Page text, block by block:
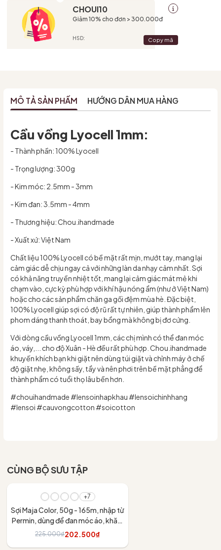
CHOUI10
Giảm 10% cho đơn > 300.000đ
HSD: Copy mã
MÔ TẢ SẢN PHẨM HƯỚNG DẪN MUA HÀNG
Cầu vồng Lyocell 1mm:
- Thành phần: 100% Lyocell
- Trọng lượng: 300g
- Kim móc: 2.5mm - 3mm
- Kim đan: 3.5mm - 4mm
- Thương hiệu: Chou.ihandmade
- Xuất xứ: Việt Nam
Chất liệu 100% Lyocell có bề mặt rất mịn, mướt tay, mang lại
cảm giác dễ chịu ngay cả với những làn da nhạy cảm nhất. Sợi
có khả năng truyền nhiệt tốt, mang lại cảm giác mát mẻ khi
chạm vào, cực kỳ phù hợp với khí hậu nóng ẩm (như ở Việt Nam)
hoặc cho các sản phẩm chăn ga gối đệm mùa hè. Đặc biệt,
100% Lyocell giúp sợi có độ rũ rất tự nhiên, giúp thành phẩm lên
phom dáng thanh thoát, bay bổng mà không bị đơ cứng.
Với dòng cầu vồng Lyocell 1mm, các chị mình có thể đan móc
áo, váy,... cho độ Xuân - Hè đều rất phù hợp. Chou.ihandmade
khuyến khích bạn khi giặt nên dùng túi giặt và chỉnh máy ở chế
độ giặt nhẹ, không sấy, tẩy và nên phơi trên bề mặt phẳng để
thành phẩm có tuổi thọ lâu bền hơn.
#chouihandmade #lensoinhapkhau #lensoichinhhang
#lensoi #cauvongcotton #soicotton
CÙNG BỘ SƯU TẬP
+7
Sợi Maja Color, 50g - 165m, nhập từ
Permin, dùng để đan móc áo, khăn,
váy
225.000₫202.500₫